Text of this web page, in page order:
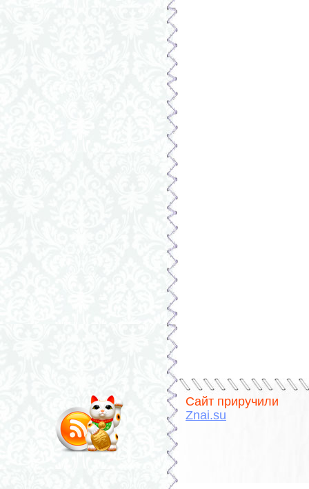
Сайт приручили
Znai.su